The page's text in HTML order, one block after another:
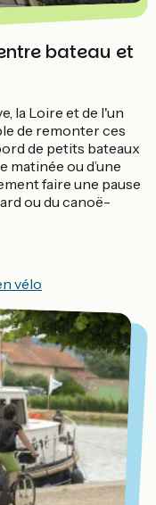
bateau et
la Loire et de l'un
de remonter ces
de petits bateaux
matinée ou d’une
faire une pause
ou du canoë-
vélo